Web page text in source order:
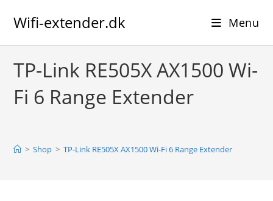
Wifi-extender.dk Menu
TP-Link RE505X AX1500 Wi-
Fi 6 Range Extender
> Shop > TP-Link RE505X AX1500 Wi-Fi 6 Range Extender